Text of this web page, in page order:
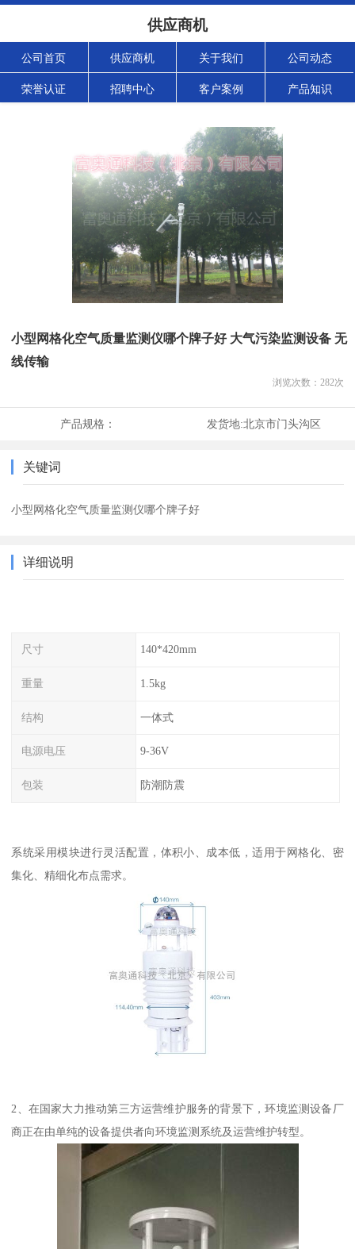
供应商机
公司首页 供应商机 关于我们 公司动态
荣誉认证 招聘中心 客户案例 产品知识
小型网格化空气质量监测仪哪个牌子好 大气污染监测设备 无
线传输
浏览次数： 282次
产品规格： 发货地:北京市门头沟区
关键词
小型网格化空气质量监测仪哪个牌子好
详细说明
尺寸 140*420mm
重量 1.5kg
结构 一体式
电源电压 9-36V
包装 防潮防震
系统采用模块进行灵活配置，体积小、成本低，适用于网格化、密
集化、精细化布点需求。
2、在国家大力推动第三方运营维护服务的背景下，环境监测设备厂
商正在由单纯的设备提供者向环境监测系统及运营维护转型。